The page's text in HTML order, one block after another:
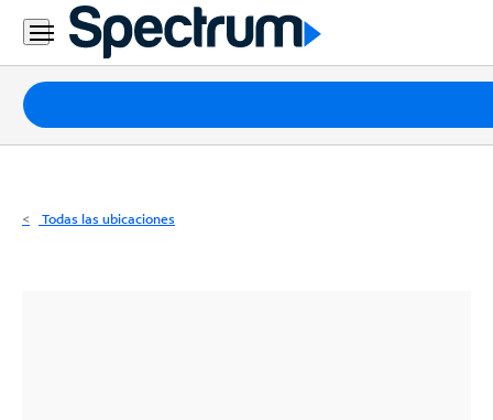
Residencial
Business
Paquetes
Internet
Todas las ubicaciones